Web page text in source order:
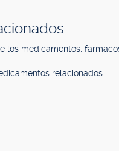
los medicamentos,
relacionados.